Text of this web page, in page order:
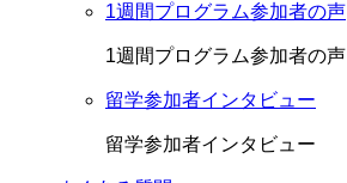
1週間プログラム参加者の声
1週間プログラム参加者の声
留学参加者インタビュー
留学参加者インタビュー